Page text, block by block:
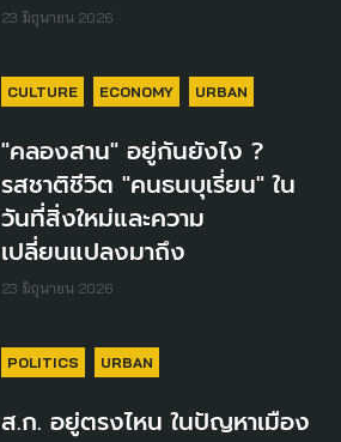
23 มิถุนายน 2026
CULTURE ECONOMY URBAN
"คลองสาน" อยู่กันยังไง ?
รสชาติชีวิต "คนธนบุเรี่ยน" ใน
วันที่สิ่งใหม่และความ
เปลี่ยนแปลงมาถึง
23 มิถุนายน 2026
POLITICS URBAN
ส.ก. อยู่ตรงไหน ในปัญหาเมือง